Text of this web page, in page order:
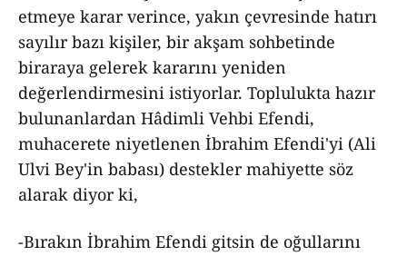
etmeye karar verince, yakın çevresinde hatırı
sayılır bazı kişiler, bir akşam sohbetinde
biraraya gelerek kararını yeniden
değerlendirmesini istiyorlar. Toplulukta hazır
bulunanlardan Hâdimli Vehbi Efendi,
muhacerete niyetlenen İbrahim Efendi'yi (Ali
Ulvi Bey'in babası) destekler mahiyette söz
alarak diyor ki,
-Bırakın İbrahim Efendi gitsin de oğullarını